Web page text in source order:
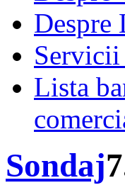
Despre
Servicii
Lista
Sondaj